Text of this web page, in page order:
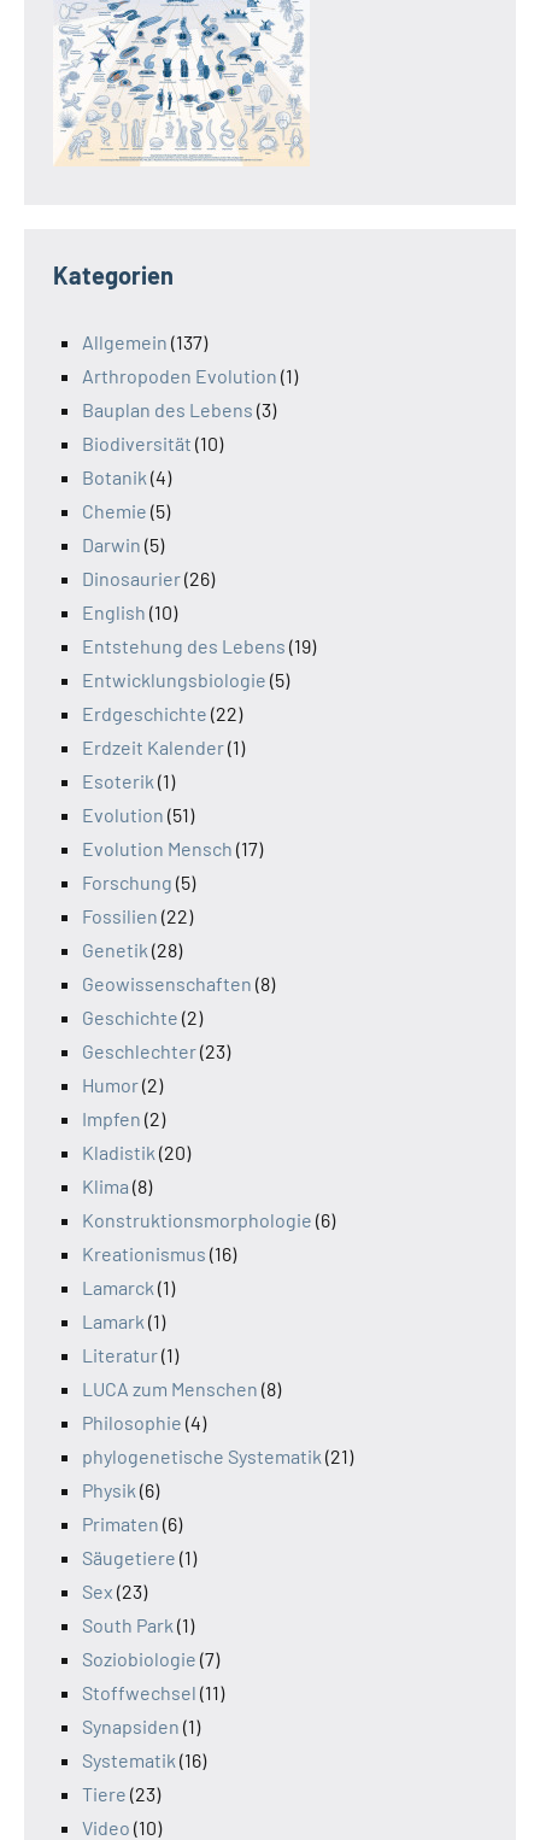
Kategorien
Allgemein (137)
Arthropoden Evolution (1)
Bauplan des Lebens (3)
Biodiversität (10)
Botanik (4)
Chemie (5)
Darwin (5)
Dinosaurier(26)
English (10)
Entstehung des Lebens (19)
Entwicklungsbiologie (5)
Erdgeschichte (22)
Erdzeit Kalender(1)
Esoterik (1)
Evolution (51)
Evolution Mensch (17)
Forschung (5)
Fossilien (22)
Genetik (28)
Geowissenschaften (8)
Geschichte (2)
Geschlechter(23)
Humor(2)
Impfen (2)
Kladistik (20)
Klima (8)
Konstruktionsmorphologie (6)
Kreationismus (16)
Lamarck (1)
Lamark (1)
Literatur(1)
LUCA zum Menschen (8)
Philosophie (4)
phylogenetische Systematik (21)
Physik (6)
Primaten (6)
Säugetiere (1)
Sex (23)
South Park (1)
Soziobiologie (7)
Stoffwechsel (11)
Synapsiden (1)
Systematik (16)
Tiere (23)
Video (10)